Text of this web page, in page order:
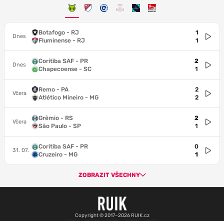
Dnes
Botafogo - RJ
Fluminense - RJ
1
1
Dnes
Coritiba SAF - PR
Chapecoense - SC
2
1
Včera
Remo - PA
Atlético Mineiro - MG
2
2
Včera
Grêmio - RS
São Paulo - SP
2
1
31. 07.
Coritiba SAF - PR
Cruzeiro - MG
0
1
ZOBRAZIT VŠECHNY
Copyright © 2017–2026 RUIK.cz